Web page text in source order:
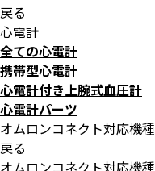
戻る
心電計
全ての心電計
携帯型心電計
心電計付き上腕式血圧計
心電計パーツ
オムロンコネクト対応機種
戻る
オムロンコネクト対応機種